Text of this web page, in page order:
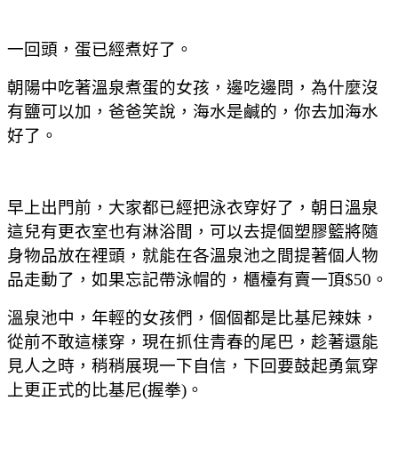
一回頭，蛋已經煮好了。
朝陽中吃著溫泉煮蛋的女孩，邊吃邊問，為什麼沒
有鹽可以加，爸爸笑說，海水是鹹的，你去加海水
好了。
早上出門前，大家都已經把泳衣穿好了，朝日溫泉
這兒有更衣室也有淋浴間，可以去提個塑膠籃將隨
身物品放在裡頭，就能在各溫泉池之間提著個人物
品走動了，如果忘記帶泳帽的，櫃檯有賣一頂$50。
溫泉池中，年輕的女孩們，個個都是比基尼辣妹，
從前不敢這樣穿，現在抓住青春的尾巴，趁著還能
見人之時，稍稍展現一下自信，下回要鼓起勇氣穿
上更正式的比基尼(握拳)。